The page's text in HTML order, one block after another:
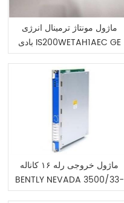
ماژول مونتاژ ترمینال انرژی
بادی IS200WETAH1AEC GE
ماژول خروجی رله ۱۶ کاناله
BENTLY NEVADA 3500/33-
01-00، کد محصول: 149992-